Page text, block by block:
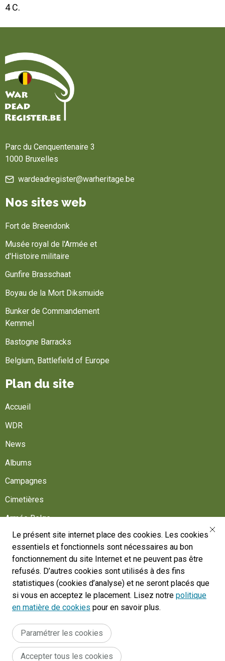
Le présent site internet place des cookies. Les cookies
essentiels et fonctionnels sont nécessaires au bon
fonctionnement du site Internet et ne peuvent pas être
refusés. D’autres cookies sont utilisés à des fins
statistiques (cookies d’analyse) et ne seront placés que
si vous en acceptez le placement. Lisez notre politique
en matière de cookies pour en savoir plus.
Paramétrer les cookies
Accepter tous les cookies
4 C.
Parc du Cenquentenaire 3
1000 Bruxelles
wardeadregister@warheritage.be
Nos sites web
Fort de Breendonk
Musée royal de l'Armée et
d'Histoire militaire
Gunfire Brasschaat
Boyau de la Mort Diksmuide
Bunker de Commandement
Kemmel
Bastogne Barracks
Belgium, Battlefield of Europe
Plan du site
Accueil
WDR
News
Albums
Campagnes
Cimetières
Armée Belge
Aidez-nous
Suivez-nous
War Heritage Institute
Belgium, Battlefield of Europe
War dead register